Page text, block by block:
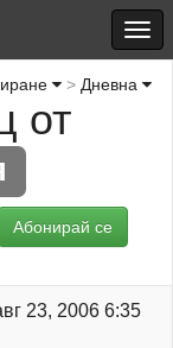
Дневна
от
Абонирай се
23, 2006 6:35